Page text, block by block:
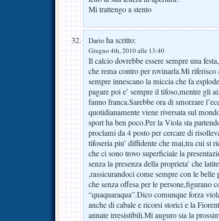
Mi trattengo a stento
Dario ha scritto:
Giugno 4th, 2010 alle 13:40
Il calcio dovrebbe essere sempre una
che rema contro per rovinarla.Mi riferisco
sempre innescano la miccia che fa
pagare poi e’ sempre il tifoso,mentre gli
fanno franca.Sarebbe ora di smorzare
quotidianamente viene riversata sul
sport ha ben poco.Per la Viola sta
proclami da 4 posto per cercare di
tifoseria piu’ diffidente che mai,tra cui si
che ci sono trovo superficiale la
senza la presenza della proprieta’ che
,rassicurandoci come sempre con le
che senza offesa per le persone,figurano
“quaquaraqua”.Dico comunque forza
anche di cabale e ricorsi storici e la
annate irresistibili.Mi auguro sia la